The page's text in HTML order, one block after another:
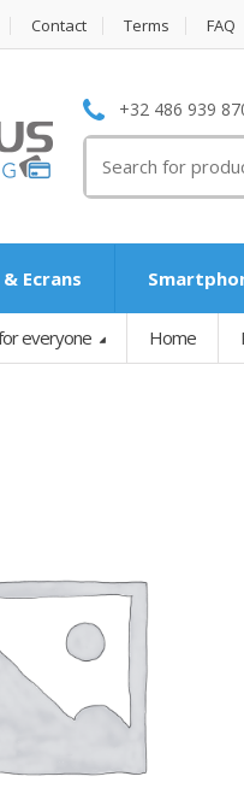
Contact Terms FAQ
+32 486 939
for:
& Ecrans
everyone Home